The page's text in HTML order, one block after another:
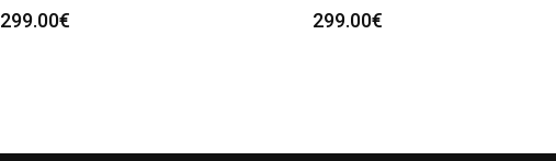
299.00€ 299.00€